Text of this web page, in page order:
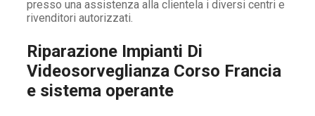
presso una assistenza alla clientela i diversi centri e
rivenditori autorizzati.
Riparazione Impianti Di
Videosorveglianza Corso Francia
e sistema operante